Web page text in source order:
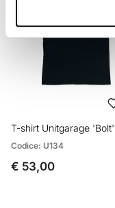
T-shirt Unitgarage 'Bolt'
Codice: U134
€ 53,00